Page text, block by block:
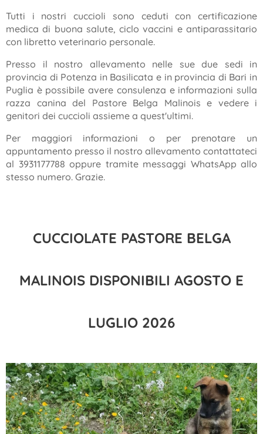
Tutti i nostri cuccioli sono ceduti con certificazione
medica di buona salute, ciclo vaccini e antiparassitario
con libretto veterinario personale.
Presso il nostro allevamento nelle sue due sedi in
provincia di Potenza in Basilicata e in provincia di Bari in
Puglia è possibile avere consulenza e informazioni sulla
razza canina del Pastore Belga Malinois e vedere i
genitori dei cuccioli assieme a quest'ultimi.
Per maggiori informazioni o per prenotare un
appuntamento presso il nostro allevamento contattateci
al 3931177788 oppure tramite messaggi WhatsApp allo
stesso numero. Grazie.
CUCCIOLATE PASTORE BELGA
MALINOIS DISPONIBILI AGOSTO E
LUGLIO 2026